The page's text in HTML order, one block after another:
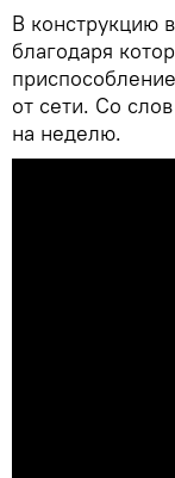
В конструкцию
благодаря
от сети. Со
на неделю.